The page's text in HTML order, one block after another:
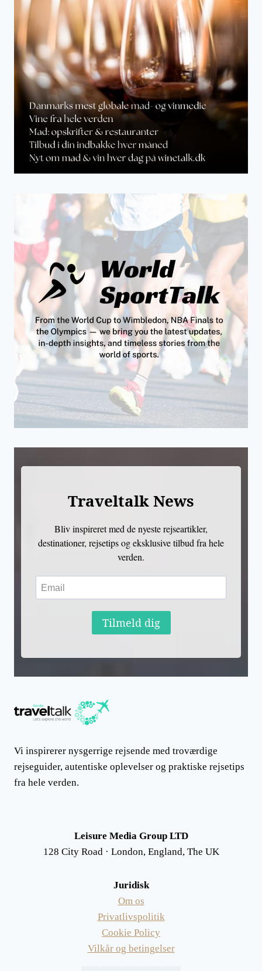
Traveltalk News
Bliv inspireret med de nyeste rejseartikler,
destinationer, rejsetips og eksklusive tilbud fra hele
verden.
Tilmeld dig
Vi inspirerer nysgerrige rejsende med troværdige
rejseguider, autentiske oplevelser og praktiske rejsetips
fra hele verden.
Leisure Media Group LTD
128 City Road · London, England, The UK
Juridisk
Om os
Privatlivspolitik
Cookie Policy
Vilkår og betingelser